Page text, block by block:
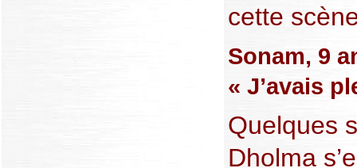
cette
Sonam, 9
« J’avais
Quelques
Dholma